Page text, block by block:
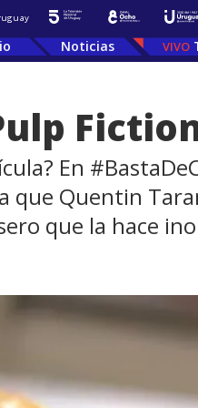
Noticias
En
que Quentin
que la hace